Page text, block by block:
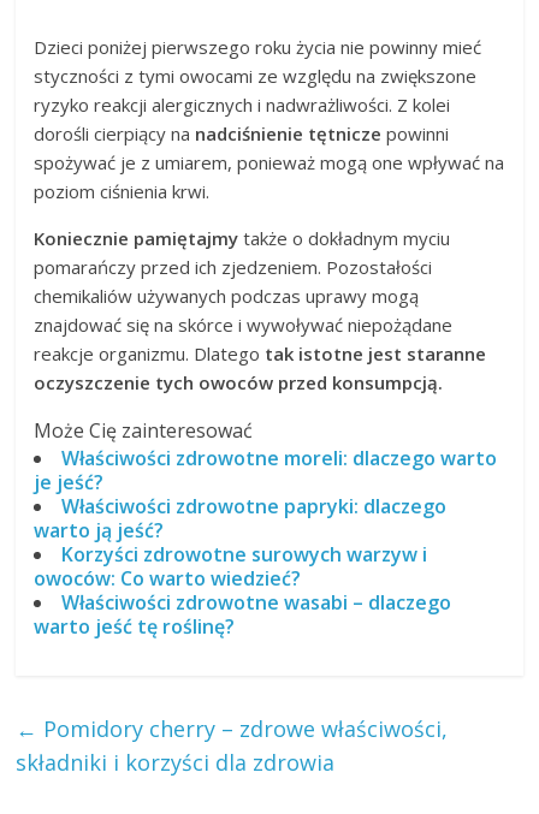
Dzieci poniżej pierwszego roku życia nie powinny mieć
styczności z tymi owocami ze względu na zwiększone
ryzyko reakcji alergicznych i nadwrażliwości. Z kolei
dorośli cierpiący na nadciśnienie tętnicze powinni
spożywać je z umiarem, ponieważ mogą one wpływać na
poziom ciśnienia krwi.
Koniecznie pamiętajmy także o dokładnym myciu
pomarańczy przed ich zjedzeniem. Pozostałości
chemikaliów używanych podczas uprawy mogą
znajdować się na skórce i wywoływać niepożądane
reakcje organizmu. Dlatego tak istotne jest staranne
oczyszczenie tych owoców przed konsumpcją.
Może Cię zainteresować
Właściwości zdrowotne moreli: dlaczego warto
je jeść?
Właściwości zdrowotne papryki: dlaczego
warto ją jeść?
Korzyści zdrowotne surowych warzyw i
owoców: Co warto wiedzieć?
Właściwości zdrowotne wasabi – dlaczego
warto jeść tę roślinę?
← Pomidory cherry – zdrowe właściwości,
składniki i korzyści dla zdrowia